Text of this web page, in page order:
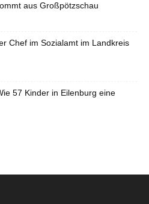
aus Großpötzschau
Chef im Sozialamt im Landkreis
57 Kinder in Eilenburg eine